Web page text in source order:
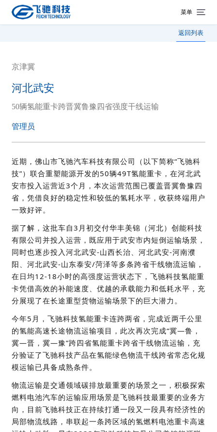
菜单
返回列表
京津冀
河北武安
50辆氢能重卡跨晋冀鲁豫四省强度干线运输
管理员
近期，佛山市飞驰汽车科技有限公司（以下简称“飞驰科
技”）联合重塑能源开发的50辆49T氢能重卡，在河北武
安市投入运营近3个月，本次运营范围已覆盖晋冀鲁豫四
省，凭借良好的稳定性和较低的氢耗水平，收获终端用户
一致好评。
据了解，这批车自3月初交付华丰美锦（河北）创能科技
有限公司并投入运营，既应用于武安市内短倒运输场景，
同时也逐步投入河北武安-山西长治、河北武安-河南濮
阳、河北武安-山东泰安/菏泽等多条跨省干线物流运输，
在日均12-18小时的高强度运营状态下，飞驰科技氢能重
卡凭借高效的补能速度、优越的承载能力和低耗水平，充
分展现了在长途重型货物运输场景下的巨大潜力。
今年5月，飞驰科技氢能重卡连跨两省，完成近两千公里
的氢能高速长途物流运输项目，此次再次完成“冀—鲁，
冀—晋，冀—豫”跨四省氢能重卡跨省干线物流运输，充
分验证了飞驰科技产品在氢能绿色物流干线跨省常态化规
模运输已具备成熟条件。
物流运输是交通领域碳排放最重要的场景之一，积极探索
燃料电池汽车的运输应用场景是飞驰科技最重要的业务方
向，目前飞驰科技正在持续打通一段又一段具有经济性的
局部物流线路，串联起一条跨区域的氢燃料电池重卡高速